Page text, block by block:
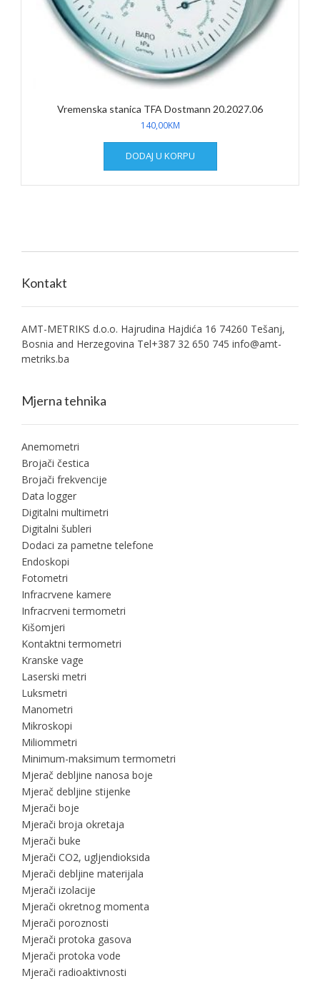
Vremenska stanica TFA Dostmann 20.2027.06
140,00KM
DODAJ U KORPU
Kontakt
AMT-METRIKS d.o.o. Hajrudina Hajdića 16 74260 Tešanj,
Bosnia and Herzegovina Tel+387 32 650 745 info@amt-
metriks.ba
Mjerna tehnika
Anemometri
Brojači čestica
Brojači frekvencije
Data logger
Digitalni multimetri
Digitalni šubleri
Dodaci za pametne telefone
Endoskopi
Fotometri
Infracrvene kamere
Infracrveni termometri
Kišomjeri
Kontaktni termometri
Kranske vage
Laserski metri
Luksmetri
Manometri
Mikroskopi
Miliommetri
Minimum-maksimum termometri
Mjerač debljine nanosa boje
Mjerač debljine stijenke
Mjerači boje
Mjerači broja okretaja
Mjerači buke
Mjerači CO2, ugljendioksida
Mjerači debljine materijala
Mjerači izolacije
Mjerači okretnog momenta
Mjerači poroznosti
Mjerači protoka gasova
Mjerači protoka vode
Mjerači radioaktivnosti